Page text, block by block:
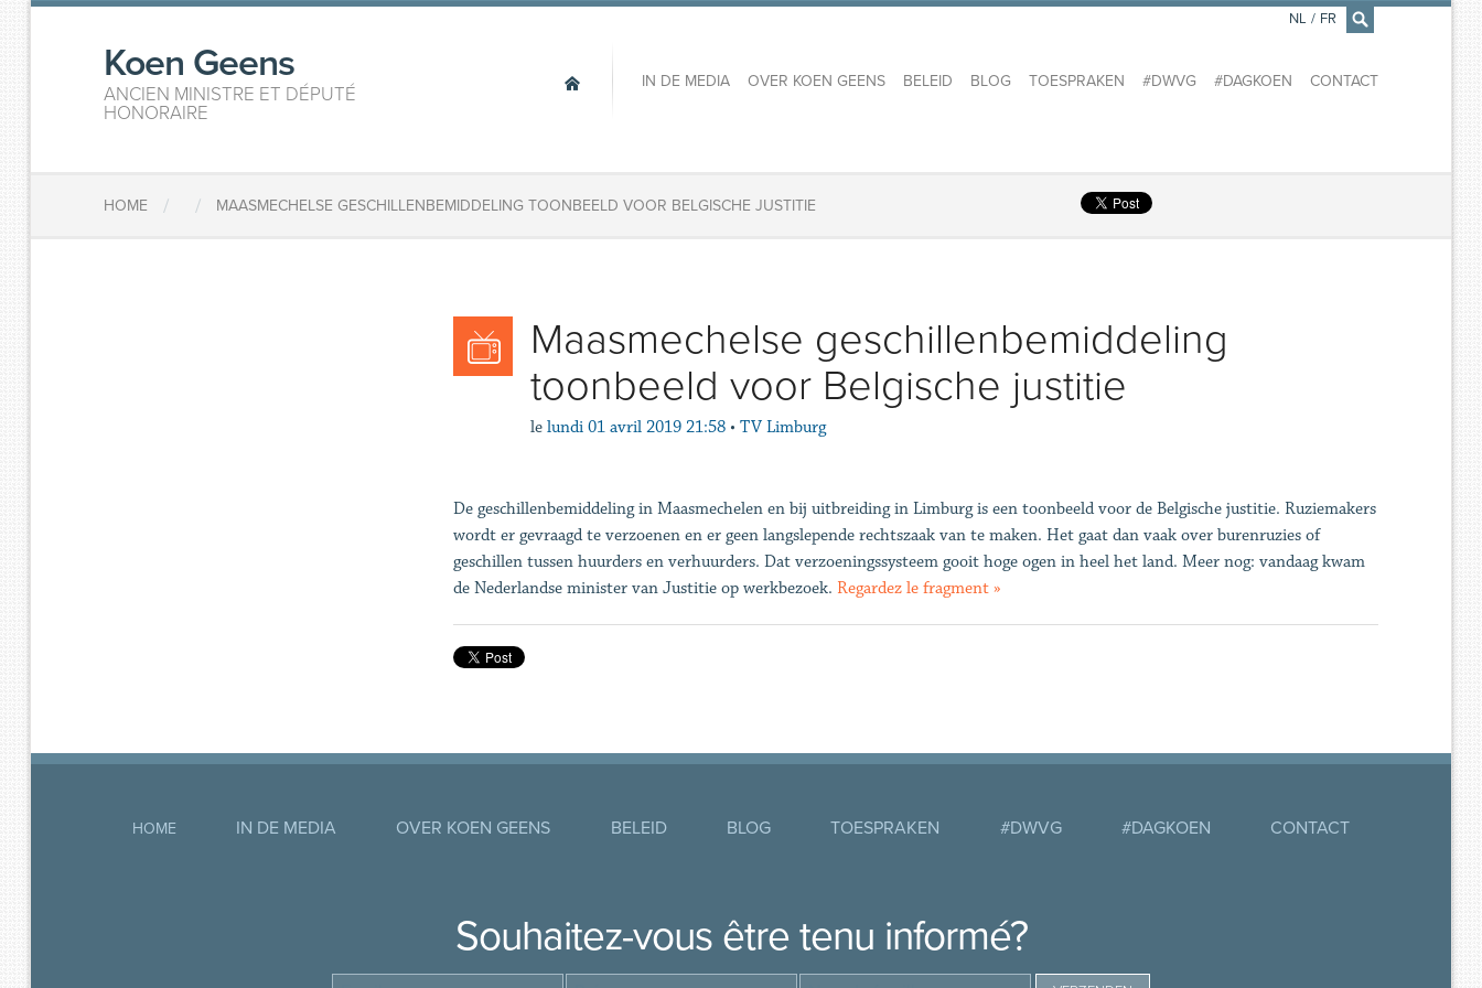
×
Koen Geens
ANCIEN MINISTRE ET DÉPUTÉ
HONORAIRE
IN DE MEDIA OVER KOEN GEENS BELEID BLOG TOESPRAKEN #DWVG #DAGKOEN CONTACT
NL / FR
HOME / / MAASMECHELSE GESCHILLENBEMIDDELING TOONBEELD VOOR BELGISCHE JUSTITIE
Maasmechelse geschillenbemiddeling
toonbeeld voor Belgische justitie
le lundi 01 avril 2019 21:58 • TV Limburg
De geschillenbemiddeling in Maasmechelen en bij uitbreiding in Limburg is een toonbeeld voor de Belgische justitie. Ruziemakers
wordt er gevraagd te verzoenen en er geen langslepende rechtszaak van te maken. Het gaat dan vaak over burenruzies of
geschillen tussen huurders en verhuurders. Dat verzoeningssysteem gooit hoge ogen in heel het land. Meer nog: vandaag kwam
de Nederlandse minister van Justitie op werkbezoek. Regardez le fragment »
HOME IN DE MEDIA OVER KOEN GEENS BELEID BLOG TOESPRAKEN #DWVG #DAGKOEN CONTACT
Souhaitez-vous être tenu informé?